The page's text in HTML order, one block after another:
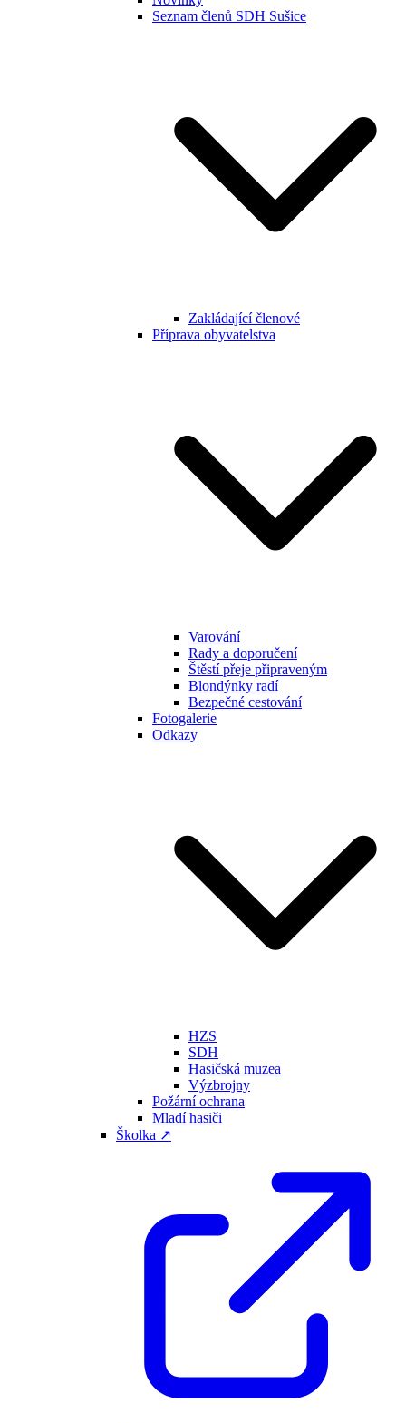
Seznam členů SDH Sušice
Zakládající členové
Příprava obyvatelstva
Varování
Rady a doporučení
Štěstí přeje připraveným
Blondýnky radí
Bezpečné cestování
Fotogalerie
Odkazy
HZS
SDH
Hasičská muzea
Výzbrojny
Požární ochrana
Mladí hasiči
Školka ↗